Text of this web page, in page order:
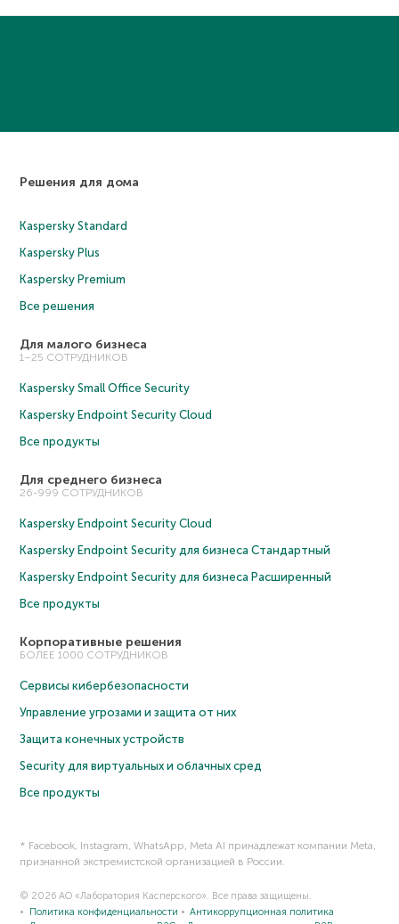
Решения для дома
Kaspersky Standard
Kaspersky Plus
Kaspersky Premium
Все решения
Для малого бизнеса
1–25 СОТРУДНИКОВ
Kaspersky Small Office Security
Kaspersky Endpoint Security Cloud
Все продукты
Для среднего бизнеса
26-999 СОТРУДНИКОВ
Kaspersky Endpoint Security Cloud
Kaspersky Endpoint Security для бизнеса Cтандартный
Kaspersky Endpoint Security для бизнеса Расширенный
Все продукты
Корпоративные решения
БОЛЕЕ 1000 СОТРУДНИКОВ
Сервисы кибербезопасности
Управление угрозами и защита от них
Защита конечных устройств
Security для виртуальных и облачных сред
Все продукты
* Facebook, Instagram, WhatsApp, Meta AI принадлежат компании Meta,
признанной экстремистской организацией в России.
© 2026 АО «Лаборатория Касперского». Все права защищены.
Политика конфиденциальности
Антикоррупционная политика